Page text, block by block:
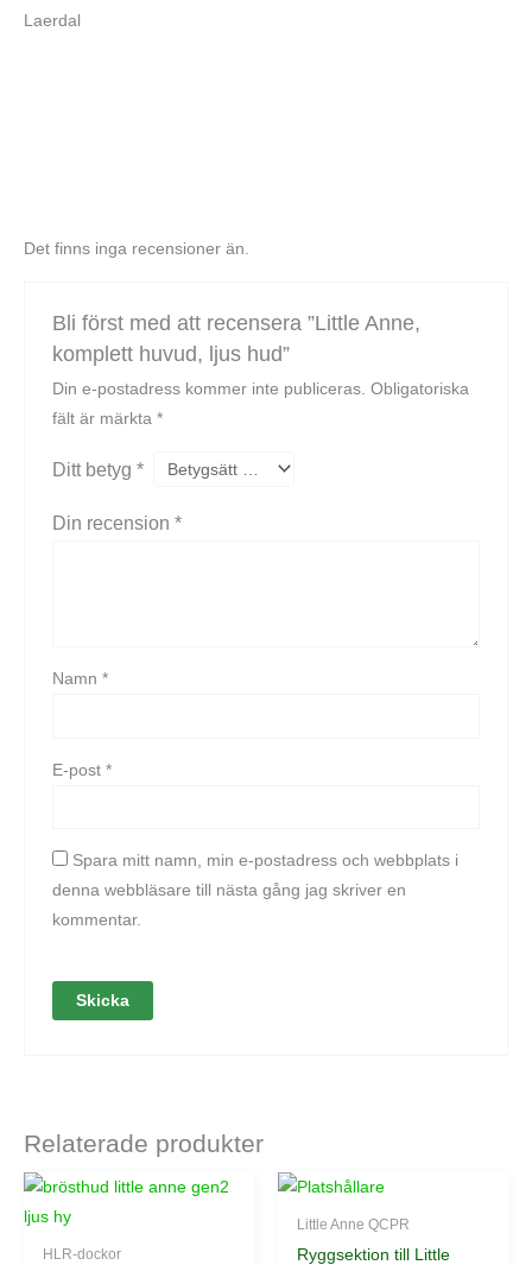
Laerdal
Det finns inga recensioner än.
Bli först med att recensera ”Little Anne,
komplett huvud, ljus hud”
Din e-postadress kommer inte publiceras. Obligatoriska
fält är märkta *
Ditt betyg *
Din recension *
Namn *
E-post *
Spara mitt namn, min e-postadress och webbplats i
denna webbläsare till nästa gång jag skriver en
kommentar.
Relaterade produkter
HLR-dockor
Little Anne QCPR
Ryggsektion till Little